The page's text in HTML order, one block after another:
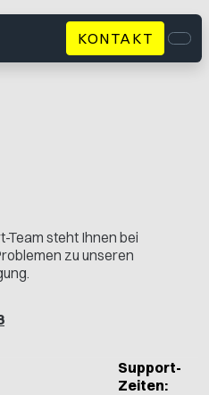
KONTAKT
Team steht Ihnen bei
zu unseren
Support-
Zeiten: